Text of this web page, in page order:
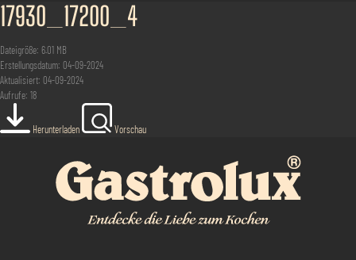
17930_17200_4
Dateigröße: 6.01 MB
Erstellungsdatum: 04-09-2024
Aktualisiert: 04-09-2024
Aufrufe: 18
Herunterladen Vorschau